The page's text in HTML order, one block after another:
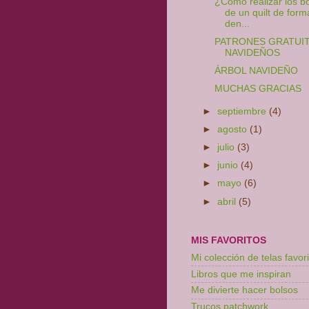
de un quilt de
den...
PATRONES
NAVIDEÑOS
ÁRBOL NAVIDEÑO
MUCHAS GRACIAS
►septiembre (4)
►agosto (1)
► julio (3)
► junio (4)
► mayo (6)
►abril (5)
MIS FAVORITOS
Mi colección de telas
Libros que me inspiran
Me divierte hacer bolsos
Trucos patchwork